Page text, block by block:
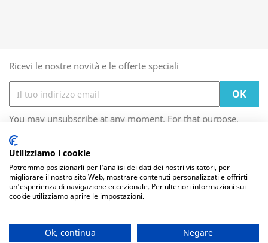
Utilizziamo i cookie per personalizzare contenuti ed
annunci, per fornire funzionalità dei social media e per
analizzare il nostro traffico. Condividiamo inoltre
pubblicità e social media, i quali potrebbero combinarle
Ricevi le nostre novità e le offerte speciali
You may unsubscribe at any moment. For that purpose,
FOOTER CONTENT (MIGRATED) 
Utilizziamo i cookie
Potremmo posizionarli per l'analisi dei dati dei nostri visitatori, per
migliorare il nostro sito Web, mostrare contenuti personalizzati e offrirti
un'esperienza di navigazione eccezionale. Per ulteriori informazioni sui
cookie utilizziamo aprire le impostazioni.
Ok, continua Negare